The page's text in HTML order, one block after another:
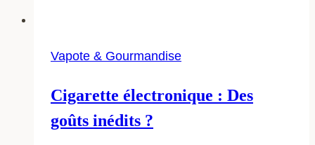
Vapote & Gourmandise
Cigarette électronique : Des
goûts inédits ?